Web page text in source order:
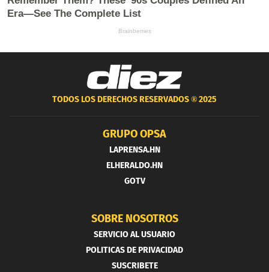
TODOS LOS DERECHOS RESERVADOS ®2025
GRUPO OPSA
LAPRENSA.HN
ELHERALDO.HN
GOTV
SOBRE NOSOTROS
SERVICIO AL USUARIO
POLITICAS DE PRIVACIDAD
SUSCRIBETE